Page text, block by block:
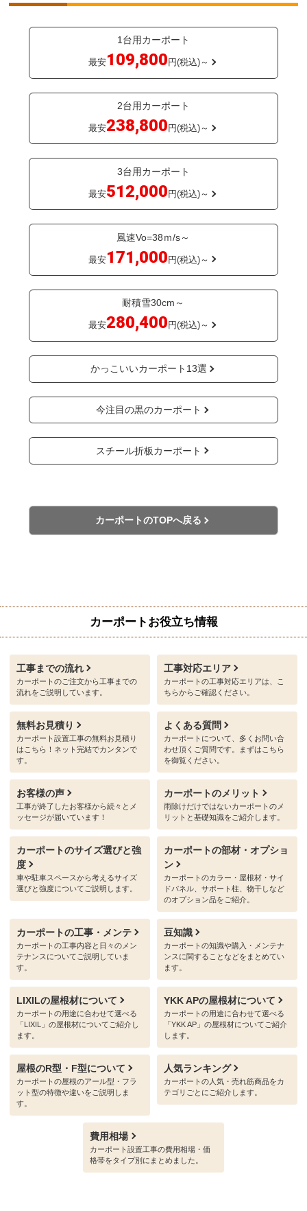
1台用カーポート
最安109,800 円(税込)～
2台用カーポート
最安238,800 円(税込)～
3台用カーポート
最安512,000 円(税込)～
風速Vo=38ｍ/s～
最安171,000 円(税込)～
耐積雪30cm～
最安280,400 円(税込)～
かっこいいカーポート13選
今注目の黒のカーポート
スチール折板カーポート
カーポートのTOPへ戻る
カーポートお役立ち情報
工事までの流れ
カーポートのご注文から工事までの
流れをご説明しています。
工事対応エリア
カーポートの工事対応エリアは、こ
ちらからご確認ください。
無料お見積り
カーポート設置工事の無料お見積り
はこちら！ネット完結でカンタンで
す。
よくある質問
カーポートについて、多くお問い合
わせ頂くご質問です。まずはこちら
を御覧ください。
お客様の声
工事が終了したお客様から続々とメ
ッセージが届いています！
カーポートのメリット
雨除けだけではないカーポートのメ
リットと基礎知識をご紹介します。
カーポートのサイズ選びと強
度
車や駐車スペースから考えるサイズ
選びと強度についてご説明します。
カーポートの部材・オプショ
ン
カーポートのカラー・屋根材・サイ
ドパネル、サポート柱、物干しなど
のオプション品をご紹介。
カーポートの工事・メンテ
カーポートの工事内容と日々のメン
テナンスについてご説明していま
す。
豆知識
カーポートの知識や購入・メンテナ
ンスに関することなどをまとめてい
ます。
LIXILの屋根材について
カーポートの用途に合わせて選べる
「LIXIL」の屋根材についてご紹介し
ます。
YKK APの屋根材について
カーポートの用途に合わせて選べる
「YKK AP」の屋根材についてご紹介
します。
屋根のR型・F型について
カーポートの屋根のアール型・フラ
ット型の特徴や違いをご説明しま
す。
人気ランキング
カーポートの人気・売れ筋商品をカ
テゴリごとにご紹介します。
費用相場
カーポート設置工事の費用相場・価
格帯をタイプ別にまとめました。